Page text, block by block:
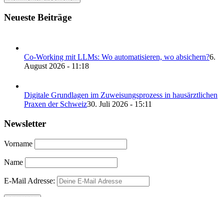
Neueste Beiträge
Co-Working mit LLMs: Wo automatisieren, wo absichern?6.
August 2026 - 11:18
Digitale Grundlagen im Zuweisungsprozess in hausärztlichen
Praxen der Schweiz30. Juli 2026 - 15:11
Newsletter
Vorname
Name
E-Mail Adresse: